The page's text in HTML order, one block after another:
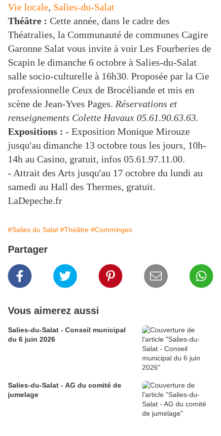
Vie locale, Salies-du-Salat
Théâtre : Cette année, dans le cadre des
Théatralies, la Communauté de communes Cagire
Garonne Salat vous invite à voir Les Fourberies de
Scapin le dimanche 6 octobre à Salies-du-Salat
salle socio-culturelle à 16h30. Proposée par la Cie
professionnelle Ceux de Brocéliande et mis en
scène de Jean-Yves Pages. Réservations et
renseignements Colette Havaux 05.61.90.63.63.
Expositions : - Exposition Monique Mirouze
jusqu'au dimanche 13 octobre tous les jours, 10h-
14h au Casino, gratuit, infos 05.61.97.11.00.
- Attrait des Arts jusqu'au 17 octobre du lundi au
samedi au Hall des Thermes, gratuit.
LaDepeche.fr
#Salies du Salat #Théâtre #Comminges
Partager
Vous aimerez aussi
Salies-du-Salat - Conseil municipal
du 6 juin 2026
Salies-du-Salat - AG du comité de
jumelage